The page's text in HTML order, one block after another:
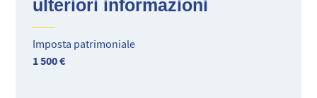
ulteriori informazioni
Imposta patrimoniale
1 500 €